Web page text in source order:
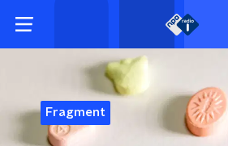
Fragment